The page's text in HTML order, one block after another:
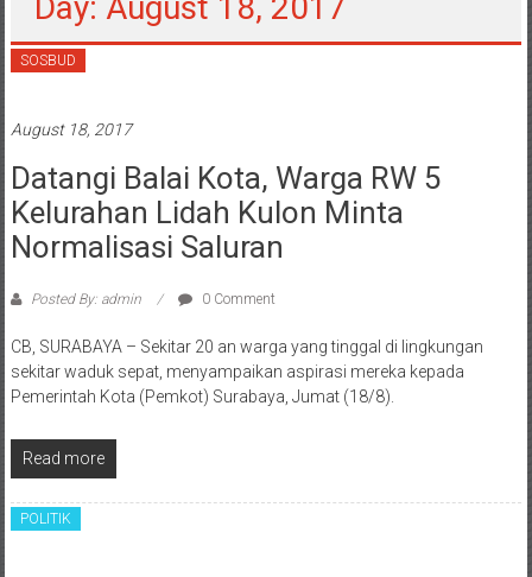
Day: August 18, 2017
SOSBUD
August 18, 2017
Datangi Balai Kota, Warga RW 5
Kelurahan Lidah Kulon Minta
Normalisasi Saluran
Posted By: admin 0 Comment
CB, SURABAYA – Sekitar 20 an warga yang tinggal di lingkungan
sekitar waduk sepat, menyampaikan aspirasi mereka kepada
Pemerintah Kota (Pemkot) Surabaya, Jumat (18/8).
Read more
POLITIK